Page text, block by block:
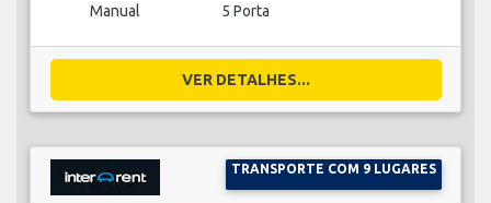
Manual 5 Porta
VER DETALHES...
TRANSPORTE COM 9 LUGARES